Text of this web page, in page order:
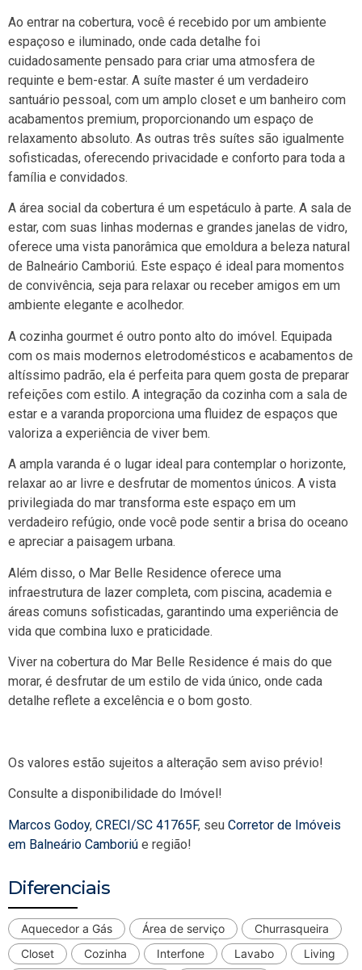
Ao entrar na cobertura, você é recebido por um ambiente
espaçoso e iluminado, onde cada detalhe foi
cuidadosamente pensado para criar uma atmosfera de
requinte e bem-estar. A suíte master é um verdadeiro
santuário pessoal, com um amplo closet e um banheiro com
acabamentos premium, proporcionando um espaço de
relaxamento absoluto. As outras três suítes são igualmente
sofisticadas, oferecendo privacidade e conforto para toda a
família e convidados.
A área social da cobertura é um espetáculo à parte. A sala de
estar, com suas linhas modernas e grandes janelas de vidro,
oferece uma vista panorâmica que emoldura a beleza natural
de Balneário Camboriú. Este espaço é ideal para momentos
de convivência, seja para relaxar ou receber amigos em um
ambiente elegante e acolhedor.
A cozinha gourmet é outro ponto alto do imóvel. Equipada
com os mais modernos eletrodomésticos e acabamentos de
altíssimo padrão, ela é perfeita para quem gosta de preparar
refeições com estilo. A integração da cozinha com a sala de
estar e a varanda proporciona uma fluidez de espaços que
valoriza a experiência de viver bem.
A ampla varanda é o lugar ideal para contemplar o horizonte,
relaxar ao ar livre e desfrutar de momentos únicos. A vista
privilegiada do mar transforma este espaço em um
verdadeiro refúgio, onde você pode sentir a brisa do oceano
e apreciar a paisagem urbana.
Além disso, o Mar Belle Residence oferece uma
infraestrutura de lazer completa, com piscina, academia e
áreas comuns sofisticadas, garantindo uma experiência de
vida que combina luxo e praticidade.
Viver na cobertura do Mar Belle Residence é mais do que
morar, é desfrutar de um estilo de vida único, onde cada
detalhe reflete a excelência e o bom gosto.
Os valores estão sujeitos a alteração sem aviso prévio!
Consulte a disponibilidade do Imóvel!
Marcos Godoy, CRECI/SC 41765F, seu Corretor de Imóveis
em Balneário Camboriú e região!
Diferenciais
Aquecedor a Gás Área de serviço
Churrasqueira
Closet
Cozinha Interfone Lavabo
Living